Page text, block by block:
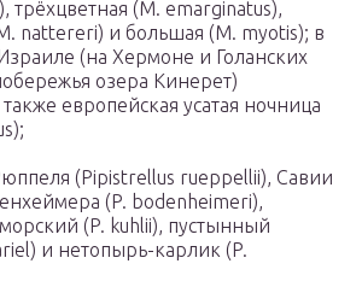
трёхцветная (M. emarginatus),
nattereri) и большая (M. myotis); в
(на Хермоне и Голанских
озера Кинерет)
европейская усатая ночница
(Pipistrellus rueppellii), Савии
(P. bodenheimeri),
(P. kuhlii), пустынный
и нетопырь-карлик (P.